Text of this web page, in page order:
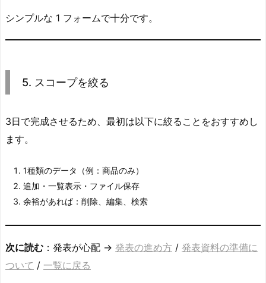
シンプルな 1 フォームで十分です。
5. スコープを絞る
3日で完成させるため、最初は以下に絞ることをおすすめし
ます。
1種類のデータ（例：商品のみ）
追加・一覧表示・ファイル保存
余裕があれば：削除、編集、検索
次に読む ：発表が心配 → 発表の進め方 / 発表資料の準備に
ついて / 一覧に戻る